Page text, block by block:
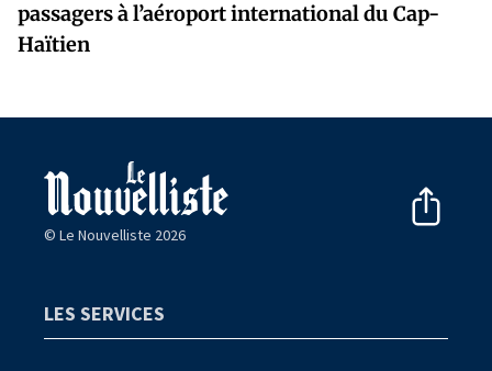
passagers à l’aéroport international du Cap-
Haïtien
© Le Nouvelliste 2026
LES SERVICES